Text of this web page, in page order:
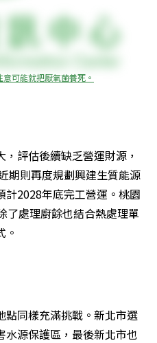
可能就把厭氧菌養死。
評估後續缺乏營運財源，
期則再度規劃興建生質能源
計2028年底完工營運。桃園
了處理廚餘也結合熱處理單
。
點同樣充滿挑戰。新北市選
源保護區，最後新北市也